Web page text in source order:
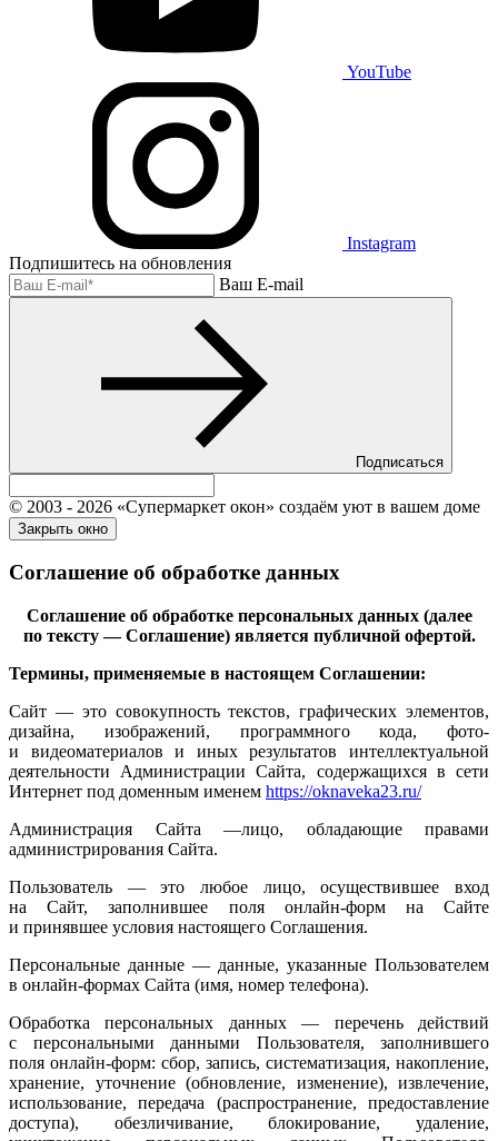
YouTube
Instagram
Подпишитесь на обновления
Ваш E-mail
Подписаться
© 2003 - 2026 «Супермаркет окон» создаём уют в вашем доме
Закрыть окно
Соглашение об обработке данных
Соглашение об обработке персональных данных (далее
по тексту — Соглашение) является публичной офертой.
Термины, применяемые в настоящем Соглашении:
Сайт — это совокупность текстов, графических элементов,
дизайна, изображений, программного кода, фото-
и видеоматериалов и иных результатов интеллектуальной
деятельности Администрации Сайта, содержащихся в сети
Интернет под доменным именем https://oknaveka23.ru/
Администрация Сайта —лицо, обладающие правами
администрирования Сайта.
Пользователь — это любое лицо, осуществившее вход
на Сайт, заполнившее поля онлайн-форм на Сайте
и принявшее условия настоящего Соглашения.
Персональные данные — данные, указанные Пользователем
в онлайн-формах Сайта (имя, номер телефона).
Обработка персональных данных — перечень действий
с персональными данными Пользователя, заполнившего
поля онлайн-форм: сбор, запись, систематизация, накопление,
хранение, уточнение (обновление, изменение), извлечение,
использование, передача (распространение, предоставление
доступа), обезличивание, блокирование, удаление,